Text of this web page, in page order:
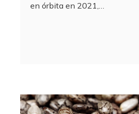
en órbita en 2021,…